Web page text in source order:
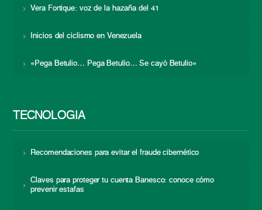
Vera Fortique: voz de la hazaña del 41
Inicios del ciclismo en Venezuela
«Pega Betulio… Pega Betulio… Se cayó Betulio»
TECNOLOGÍA
Recomendaciones para evitar el fraude cibernético
Claves para proteger tu cuenta Banesco: conoce cómo
prevenir estafas